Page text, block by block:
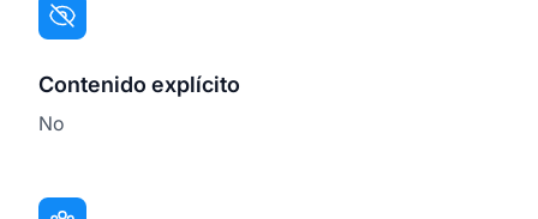
Contenido explícito
No